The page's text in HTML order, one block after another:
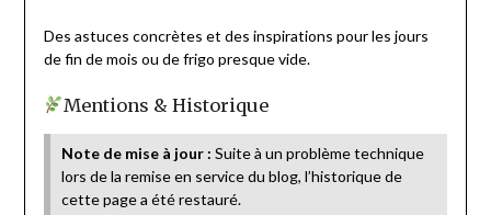
Des astuces concrètes et des inspirations pour les jours
de fin de mois ou de frigo presque vide.
Mentions & Historique
Note de mise à jour : Suite à un problème technique
lors de la remise en service du blog, l’historique de
cette page a été restauré.